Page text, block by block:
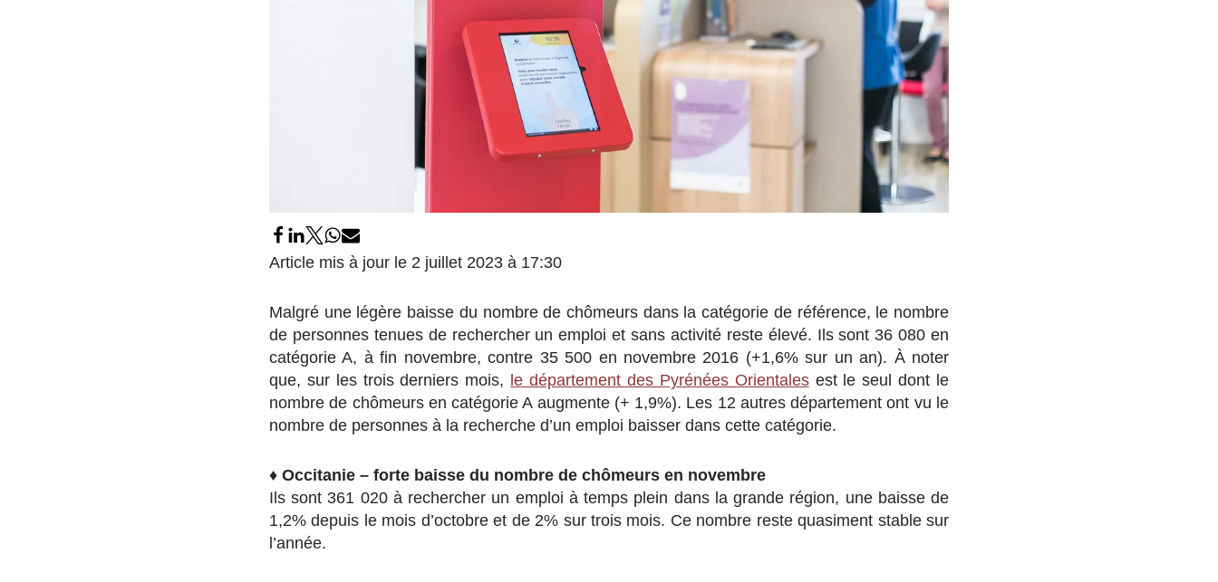
Article mis à jour le 2 juillet 2023 à 17:30
Malgré une légère baisse du nombre de chômeurs dans la catégorie de référence, le nombre
de personnes tenues de rechercher un emploi et sans activité reste élevé. Ils sont 36 080 en
catégorie A, à fin novembre, contre 35 500 en novembre 2016 (+1,6% sur un an). À noter
que, sur les trois derniers mois, le département des Pyrénées Orientalesest le seul dont le
nombre de chômeurs en catégorie A augmente (+ 1,9%). Les 12 autres département ont vu le
nombre de personnes à la recherche d’un emploi baisser dans cette catégorie.
♦ Occitanie – forte baisse du nombre de chômeurs en novembre
Ils sont 361 020 à rechercher un emploi à temps plein dans la grande région, une baisse de
1,2% depuis le mois d’octobre et de 2% sur trois mois. Ce nombre reste quasiment stable sur
l’année.